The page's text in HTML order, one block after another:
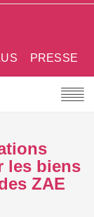
PRESSE
les biens
ZAE